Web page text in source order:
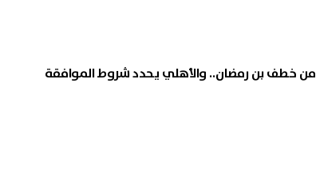
خطف بن رمضان.. والأهلي يحدد شروط الموافقة